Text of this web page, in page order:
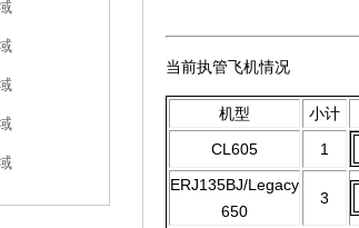
当前执管飞机情况
机型 小计
CL605
1
ERJ135BJ/Legacy
650
3